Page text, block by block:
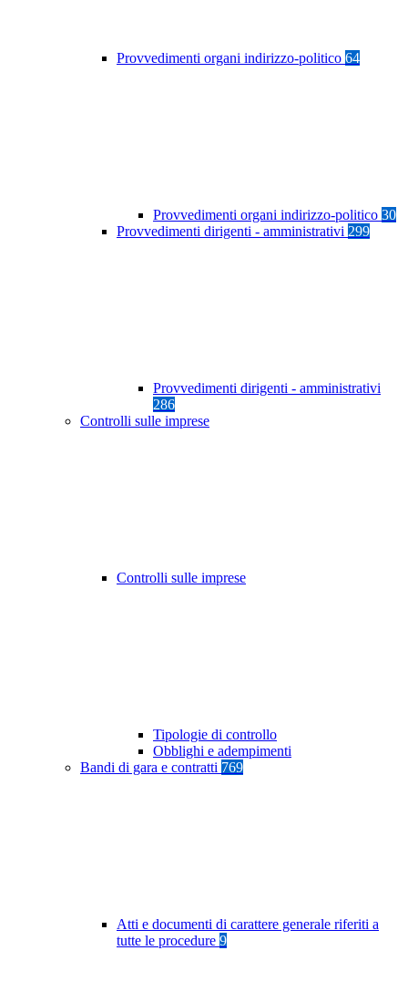
Provvedimenti organi indirizzo-politico 64
Provvedimenti organi indirizzo-politico 30
Provvedimenti dirigenti - amministrativi 299
Provvedimenti dirigenti - amministrativi
286
Controlli sulle imprese
Controlli sulle imprese
Tipologie di controllo
Obblighi e adempimenti
Bandi di gara e contratti 769
Atti e documenti di carattere generale riferiti a
tutte le procedure 9